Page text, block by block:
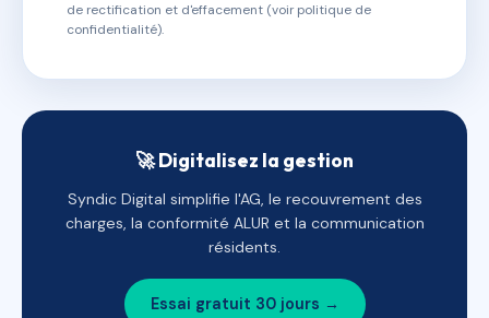
de rectification et d'effacement (voir politique de
confidentialité).
🚀 Digitalisez la gestion
Syndic Digital simplifie l'AG, le recouvrement des
charges, la conformité ALUR et la communication
résidents.
Essai gratuit 30 jours →